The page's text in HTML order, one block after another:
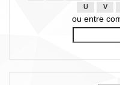
U
V
ou entre